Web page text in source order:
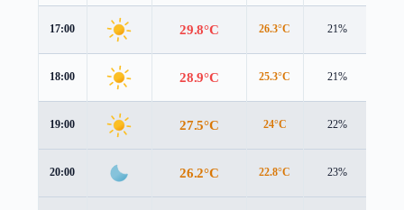
17:00 29.8°C 26.3°C 21%
18:00 28.9°C 25.3°C 21%
19:00 27.5°C 24°C 22%
20:00 26.2°C 22.8°C 23%